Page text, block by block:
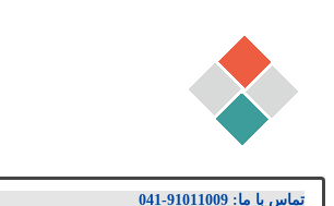
تماس با ما: 91011009-041